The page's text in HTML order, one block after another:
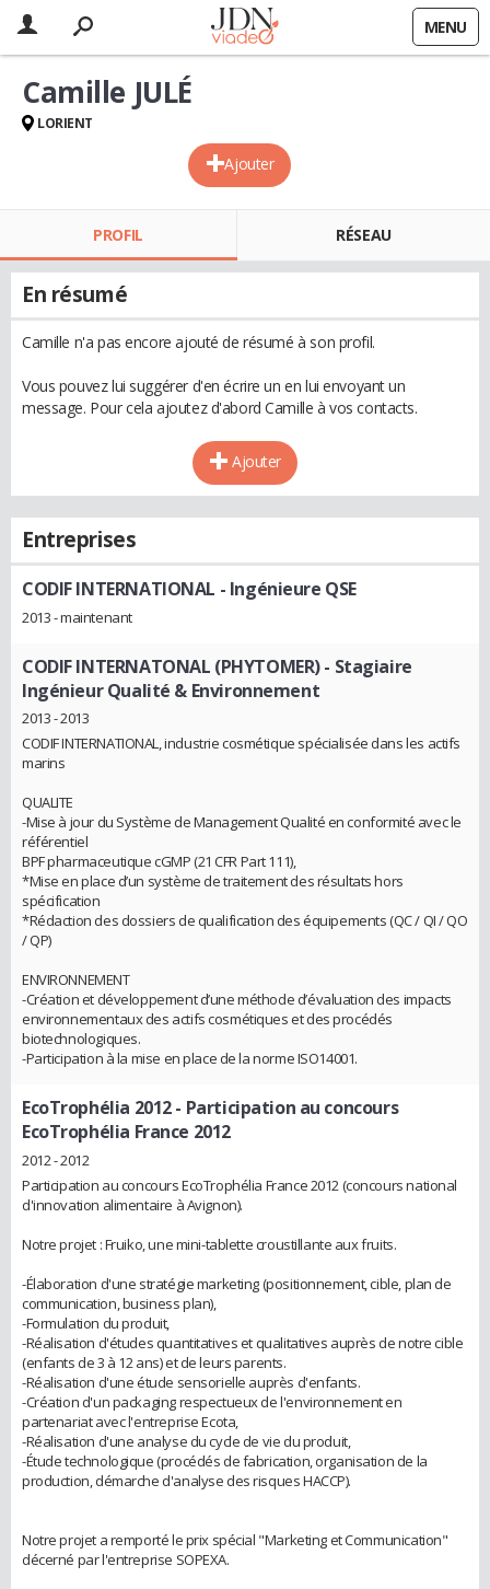
MENU
Ajouter
Camille JULÉ
LORIENT
PROFIL RÉSEAU
En résumé
Camille n'a pas encore ajouté de résumé à son profil.
Vous pouvez lui suggérer d'en écrire un en lui envoyant un
message. Pour cela ajoutez d'abord Camille à vos contacts.
Ajouter
Entreprises
CODIF INTERNATIONAL - Ingénieure QSE
2013 - maintenant
CODIF INTERNATONAL (PHYTOMER)- Stagiaire
Ingénieur Qualité & Environnement
2013 - 2013
CODIF INTERNATIONAL, industrie cosmétique spécialisée dans les actifs
marins
QUALITE
-Mise à jour du Système de Management Qualité en conformité avec le
référentiel
BPF pharmaceutique cGMP (21 CFR Part 111),
*Mise en place d’un système de traitement des résultats hors
spécification
*Rédaction des dossiers de qualification des équipements (QC / QI / QO
/ QP)
ENVIRONNEMENT
-Création et développement d’une méthode d’évaluation des impacts
environnementaux des actifs cosmétiques et des procédés
biotechnologiques.
-Participation à la mise en place de la norme ISO14001.
EcoTrophélia 2012- Participation au concours
EcoTrophélia France 2012
2012 - 2012
Participation au concours EcoTrophélia France 2012 (concours national
d'innovation alimentaire à Avignon).
Notre projet : Fruiko, une mini-tablette croustillante aux fruits.
-Élaboration d'une stratégie marketing (positionnement, cible, plan de
communication, business plan),
-Formulation du produit,
-Réalisation d'études quantitatives et qualitatives auprès de notre cible
(enfants de 3 à 12 ans) et de leurs parents.
-Réalisation d'une étude sensorielle auprès d'enfants.
-Création d'un packaging respectueux de l'environnement en
partenariat avec l'entreprise Ecota,
-Réalisation d'une analyse du cycle de vie du produit,
-Étude technologique (procédés de fabrication, organisation de la
production, démarche d'analyse des risques HACCP).
Notre projet a remporté le prix spécial "Marketing et Communication"
décerné par l'entreprise SOPEXA.